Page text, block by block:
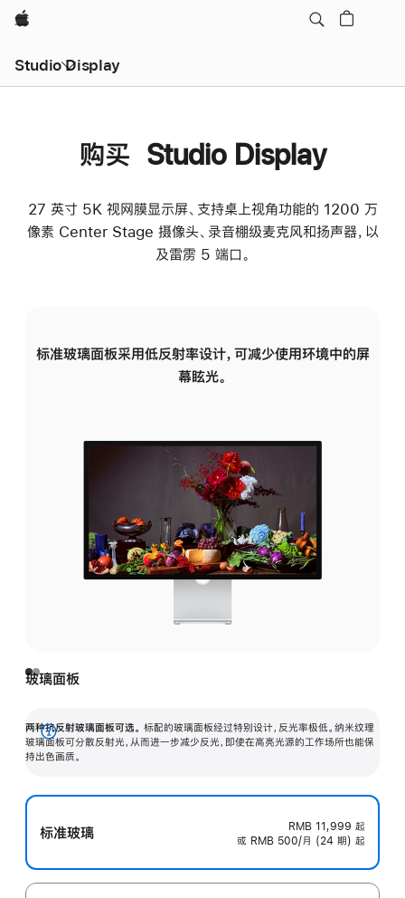
Apple
Studio Display
购买 Studio Display
27 英寸 5K 视网膜显示屏、支持桌上视角功能的 1200 万
像素 Center Stage 摄像头、录音棚级麦克风和扬声器，以
及雷雳 5 端口。
标准玻璃面板采用低反射率设计，可减少使用环境中的屏
幕眩光。
玻璃面板
两种抗反射玻璃面板可选。 标配的玻璃面板经过特别设计，反光率极低。纳米纹理
玻璃面板可分散反射光，从而进一步减少反光，即使在高亮光源的工作场所也能保
持出色画质。
展
开
标准玻璃 RMB 11,999 起
或 RMB 500/月 (24 期) 起